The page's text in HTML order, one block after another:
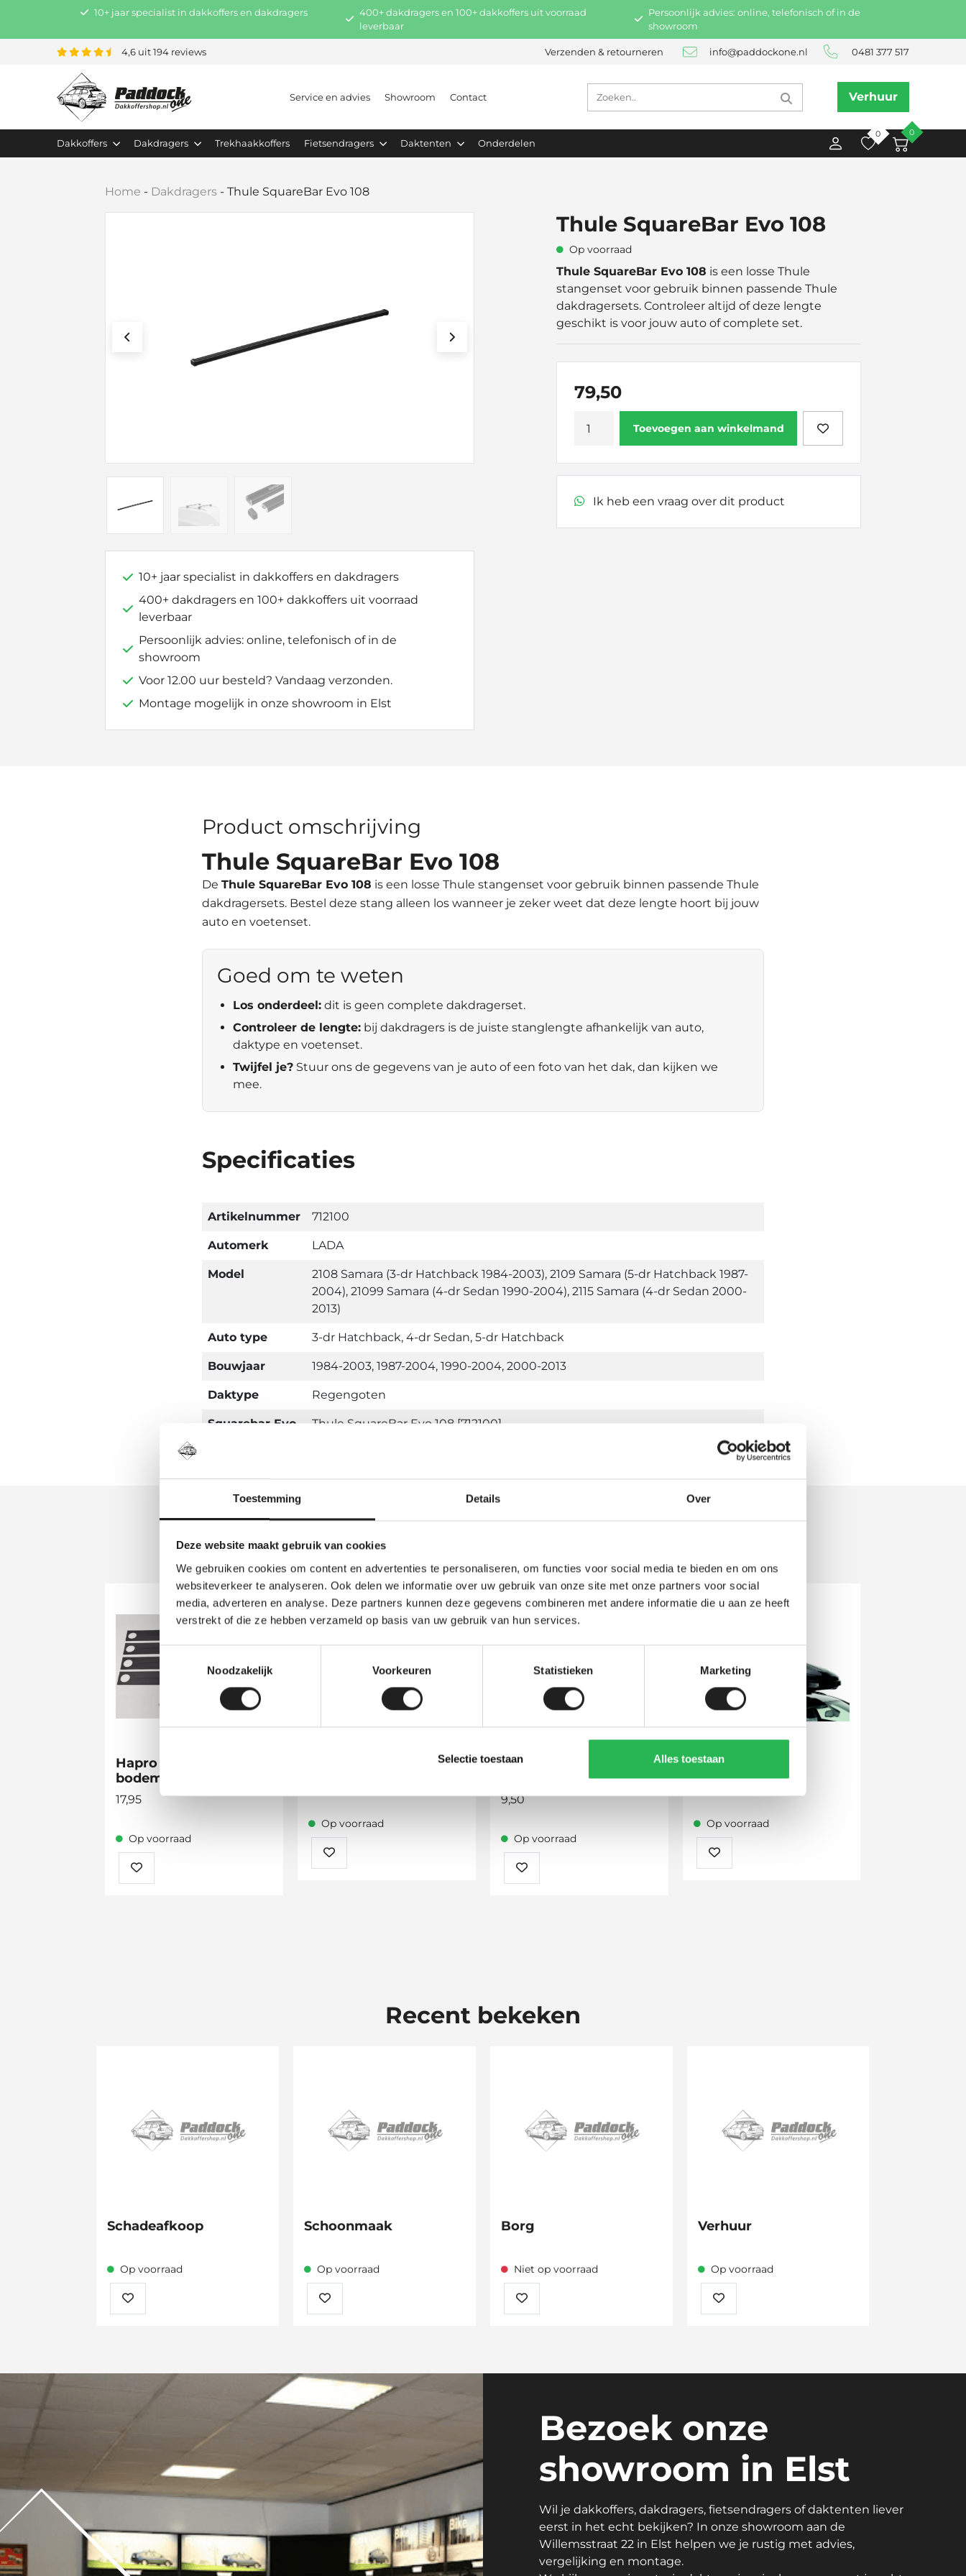
Toestemming Details Over
Deze website maakt gebruik van cookies
We gebruiken cookies om content en advertenties te personaliseren, om functies voor social media te bieden en om ons
websiteverkeer te analyseren. Ook delen we informatie over uw gebruik van onze site met onze partners voor social
media, adverteren en analyse. Deze partners kunnen deze gegevens combineren met andere informatie die u aan ze heeft
verstrekt of die ze hebben verzameld op basis van uw gebruik van hun services.
Toestemmingsselectie
Noodzakelijk
Voorkeuren Statistieken Marketing
Selectie toestaan Alles toestaan
10+ jaar specialist in dakkoffers en dakdragers
400+ dakdragers en 100+ dakkoffers uit voorraad
leverbaar
Persoonlijk advies: online, telefonisch of in de
showroom
4,6 uit 194 reviews Verzenden & retourneren info@paddockone.nl 0481 377 517
Service en advies Showroom Contact Verhuur
Dakkoffers Dakdragers Trekhaakkoffers Fietsendragers Daktenten Onderdelen
0 0
Home - Dakdragers -Thule SquareBar Evo 108
10+ jaar specialist in dakkoffers en dakdragers
400+ dakdragers en 100+ dakkoffers uit voorraad
leverbaar
Persoonlijk advies: online, telefonisch of in de
showroom
Voor 12.00 uur besteld? Vandaag verzonden.
Montage mogelijk in onze showroom in Elst
Thule SquareBar Evo 108
Op voorraad
Thule SquareBar Evo 108 is een losse Thule
stangenset voor gebruik binnen passende Thule
dakdragersets. Controleer altijd of deze lengte
geschikt is voor jouw auto of complete set.
79,50
SquareBar
Toevoegen aan winkelmand
Ik heb een vraag over dit product
Product omschrijving
Thule SquareBar Evo 108
De Thule SquareBar Evo 108 is een losse Thule stangenset voor gebruik binnen passende Thule
dakdragersets. Bestel deze stang alleen los wanneer je zeker weet dat deze lengte hoort bij jouw
auto en voetenset.
Goed om te weten
Los onderdeel:dit is geen complete dakdragerset.
Controleer de lengte:bij dakdragers is de juiste stanglengte afhankelijk van auto,
daktype en voetenset.
Twijfel je?Stuur ons de gegevens van je auto of een foto van het dak, dan kijken we
mee.
Specificaties
Artikelnummer 712100
Automerk LADA
Model
2108 Samara (3-dr Hatchback 1984-2003), 2109 Samara (5-dr Hatchback 1987-
2004), 21099 Samara (4-dr Sedan 1990-2004), 2115 Samara (4-dr Sedan 2000-
2013)
Auto type 3-dr Hatchback, 4-dr Sedan, 5-dr Hatchback
Bouwjaar 1984-2003, 1987-2004, 1990-2004, 2000-2013
Daktype Regengoten
Squarebar Evo Thule SquareBar Evo 108 [712100]
Gerelateerde producten
Hapro Rubber in
bodem masterfit
17,95
Op voorraad
Op voorraad
Rubber Strip boven
dakdragers Hapro
9,50
Op voorraad
Hapro Traxer
Op voorraad
Recent bekeken
Schadeafkoop
Op voorraad
Schoonmaak
Op voorraad
Borg
Niet op voorraad
Verhuur
Op voorraad
Bezoek onze
showroom in Elst
Wil je dakkoffers, dakdragers, fietsendragers of daktenten liever
eerst in het echt bekijken? In onze showroom aan de
Willemsstraat 22 in Elst helpen we je rustig met advies,
vergelijking en montage.